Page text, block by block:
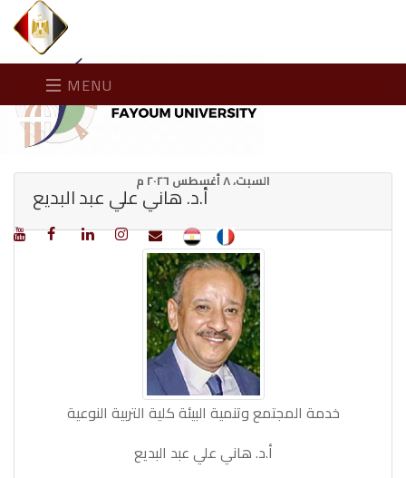
السبت، ٨ أغسطس ٢٠٢٦ م
MENU
أ.د. هاني علي عبد البديع
خدمة المجتمع وتنمية البيئة كلية التربية النوعية
أ.د. هاني علي عبد البديع